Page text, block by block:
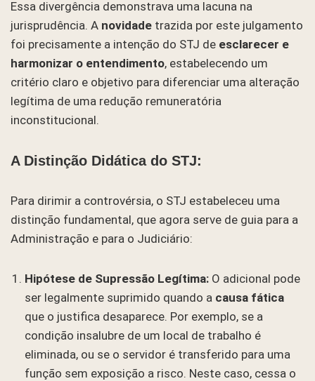
Essa divergência demonstrava uma lacuna na
jurisprudência. A novidade trazida por este julgamento
foi precisamente a intenção do STJ de esclarecer e
harmonizar o entendimento, estabelecendo um
critério claro e objetivo para diferenciar uma alteração
legítima de uma redução remuneratória
inconstitucional.
A Distinção Didática do STJ:
Para dirimir a controvérsia, o STJ estabeleceu uma
distinção fundamental, que agora serve de guia para a
Administração e para o Judiciário:
Hipótese de Supressão Legítima: O adicional pode
ser legalmente suprimido quando a causa fática
que o justifica desaparece. Por exemplo, se a
condição insalubre de um local de trabalho é
eliminada, ou se o servidor é transferido para uma
função sem exposição a risco. Neste caso, cessa o